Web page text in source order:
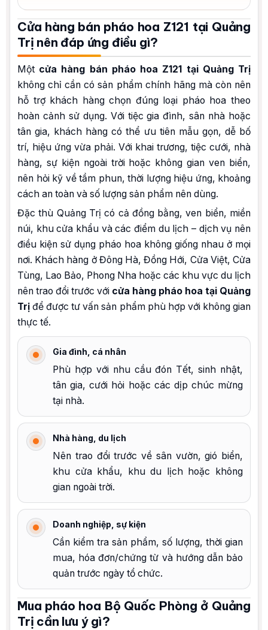
Cửa hàng bán pháo hoa Z121 tại Quảng
Trị nên đáp ứng điều gì?
Một cửa hàng bán pháo hoa Z121 tại Quảng Trị
không chỉ cần có sản phẩm chính hãng mà còn nên
hỗ trợ khách hàng chọn đúng loại pháo hoa theo
hoàn cảnh sử dụng. Với tiệc gia đình, sân nhà hoặc
tân gia, khách hàng có thể ưu tiên mẫu gọn, dễ bố
trí, hiệu ứng vừa phải. Với khai trương, tiệc cưới, nhà
hàng, sự kiện ngoài trời hoặc không gian ven biển,
nên hỏi kỹ về tầm phun, thời lượng hiệu ứng, khoảng
cách an toàn và số lượng sản phẩm nên dùng.
Đặc thù Quảng Trị có cả đồng bằng, ven biển, miền
núi, khu cửa khẩu và các điểm du lịch – dịch vụ nên
điều kiện sử dụng pháo hoa không giống nhau ở mọi
nơi. Khách hàng ở Đông Hà, Đồng Hới, Cửa Việt, Cửa
Tùng, Lao Bảo, Phong Nha hoặc các khu vực du lịch
nên trao đổi trước với cửa hàng pháo hoa tại Quảng
Trị để được tư vấn sản phẩm phù hợp với không gian
thực tế.
Gia đình, cá nhân
Phù hợp với nhu cầu đón Tết, sinh nhật,
tân gia, cưới hỏi hoặc các dịp chúc mừng
tại nhà.
Nhà hàng, du lịch
Nên trao đổi trước về sân vườn, gió biển,
khu cửa khẩu, khu du lịch hoặc không
gian ngoài trời.
Doanh nghiệp, sự kiện
Cần kiểm tra sản phẩm, số lượng, thời gian
mua, hóa đơn/chứng từ và hướng dẫn bảo
quản trước ngày tổ chức.
Mua pháo hoa Bộ Quốc Phòng ở Quảng
Trị cần lưu ý gì?